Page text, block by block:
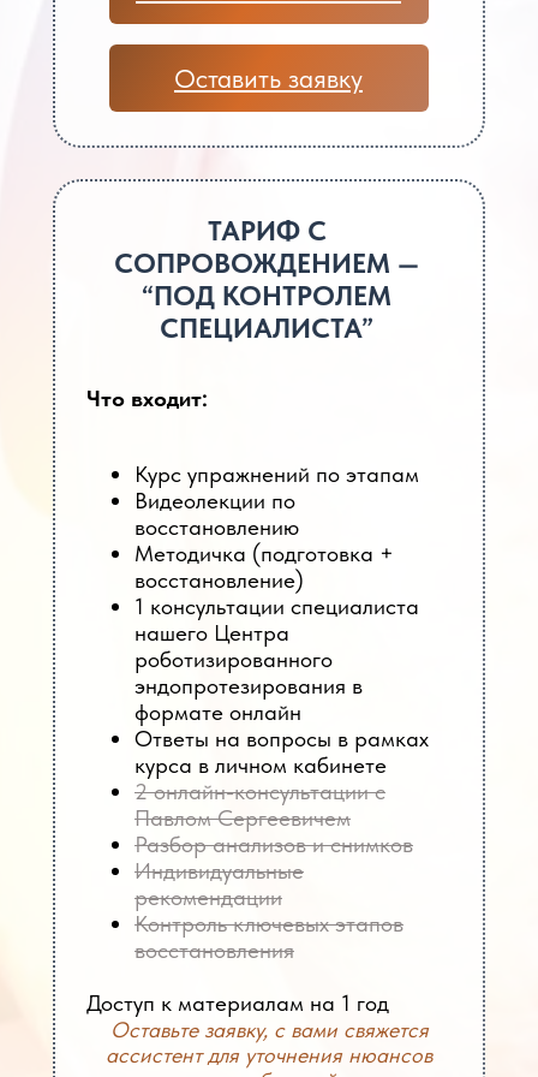
Оставить заявку
Что входит:
Курс упражнений по этапам
Видеолекции по
восстановлению
Методичка (подготовка +
восстановление)
1 консультации специалиста
нашего Центра
роботизированного
эндопротезирования в
формате онлайн
Ответы на вопросы в рамках
курса в личном кабинете
2 онлайн-консультации с
Павлом Сергеевичем
Разбор анализов и снимков
Индивидуальные
рекомендации
Контроль ключевых этапов
восстановления
Доступ к материалам на 1 год
Оставьте заявку, с вами свяжется
ассистент для уточнения нюансов
ТАРИФ С
СОПРОВОЖДЕНИЕМ —
“ПОД КОНТРОЛЕМ
СПЕЦИАЛИСТА”
операцию и хотите восстановиться по
понятному плану, а не по случайным
❗На лекции разберём, что можно и нельзя
делать после операции, какие ошибки
безопасно вернуться к движению.